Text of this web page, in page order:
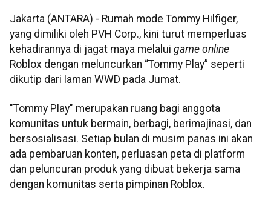
Jakarta (ANTARA) - Rumah mode Tommy Hilfiger,
yang dimiliki oleh PVH Corp., kini turut memperluas
kehadirannya di jagat maya melalui game online
Roblox dengan meluncurkan “Tommy Play” seperti
dikutip dari laman WWD pada Jumat.
"Tommy Play" merupakan ruang bagi anggota
komunitas untuk bermain, berbagi, berimajinasi, dan
bersosialisasi. Setiap bulan di musim panas ini akan
ada pembaruan konten, perluasan peta di platform
dan peluncuran produk yang dibuat bekerja sama
dengan komunitas serta pimpinan Roblox.